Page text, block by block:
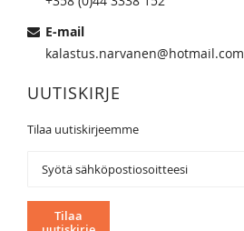
E-mail
kalastus.narvanen@hotmail.com
UUTISKIRJE
Tilaa uutiskirjeemme
uutiskirjeemme:
Tilaa